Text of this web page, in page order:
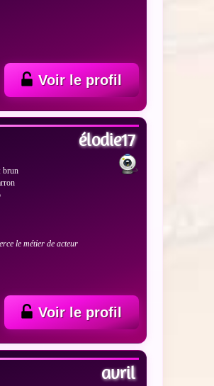
Voir le profil
élodie17
brun
le métier de acteur
Voir le profil
avril